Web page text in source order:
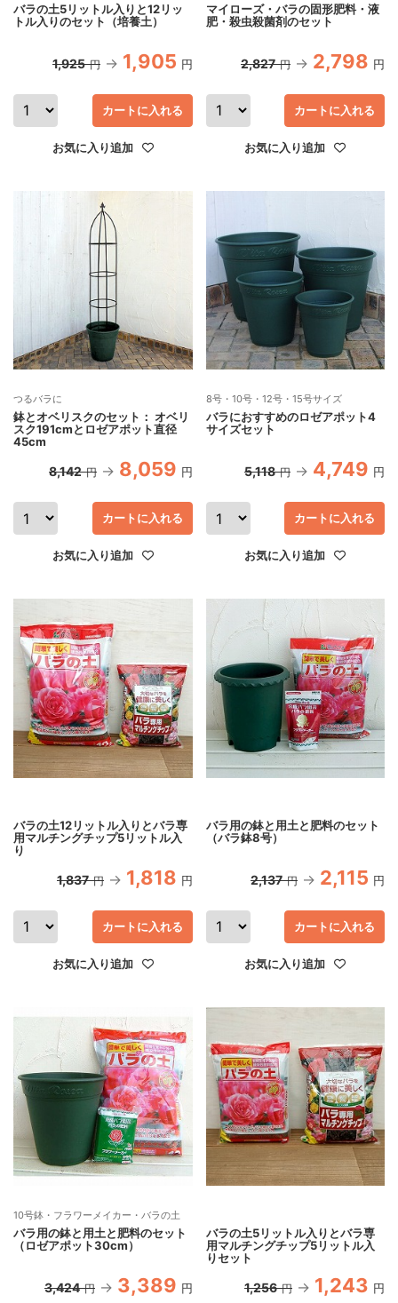
バラの土5リットル入りと12リッ
トル入りのセット（培養土）
1,925 円 1,905 円
カートに入れる
お気に入り追加
マイローズ・バラの固形肥料・液
肥・殺虫殺菌剤のセット
2,827 円 2,798 円
カートに入れる
お気に入り追加
つるバラに
鉢とオベリスクのセット： オベリ
スク191cmとロゼアポット直径
45cm
8,142 円 8,059 円
カートに入れる
お気に入り追加
8号・10号・12号・15号サイズ
バラにおすすめのロゼアポット4
サイズセット
5,118 円 4,749 円
カートに入れる
お気に入り追加
バラの土12リットル入りとバラ専
用マルチングチップ5リットル入
り
1,837 円 1,818 円
カートに入れる
お気に入り追加
バラ用の鉢と用土と肥料のセット
（バラ鉢8号）
2,137 円 2,115 円
カートに入れる
お気に入り追加
10号鉢・フラワーメイカー・バラの土
バラ用の鉢と用土と肥料のセット
（ロゼアポット30cm）
3,424 円 3,389 円
バラの土5リットル入りとバラ専
用マルチングチップ5リットル入
りセット
1,256 円 1,243 円